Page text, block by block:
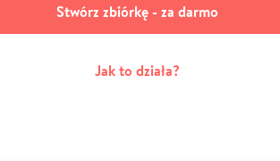
Stwórz zbiórkę - za darmo
Jak to działa?